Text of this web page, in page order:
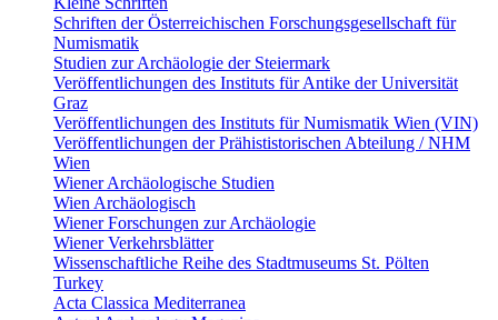
Schriften der Österreichischen Forschungsgesellschaft für
Numismatik
Studien zur Archäologie der Steiermark
Veröffentlichungen des Instituts für Antike der Universität
Graz
Veröffentlichungen des Instituts für Numismatik Wien (VIN)
Veröffentlichungen der Prähististorischen Abteilung / NHM
Wien
Wiener Archäologische Studien
Wien Archäologisch
Wiener Forschungen zur Archäologie
Wiener Verkehrsblätter
Wissenschaftliche Reihe des Stadtmuseums St. Pölten
Turkey
Acta Classica Mediterranea